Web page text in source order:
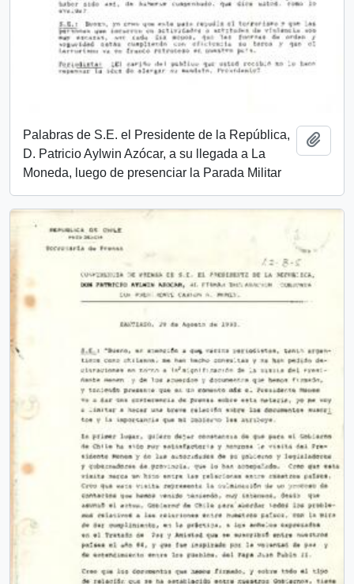
Palabras de S.E. el Presidente de la República,
D. Patricio Aylwin Azócar, a su llegada a La
Moneda, luego de presenciar la Parada Militar